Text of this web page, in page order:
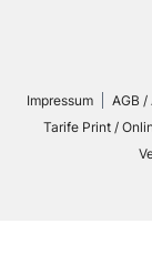
Impressum AGB /
Tarife Print /